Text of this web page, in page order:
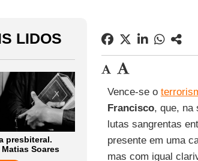
LIDOS
presbiteral.
Soares
Vence-se o
Francisco, que, na
lutas sangrentas
presente em uma
mas com igual